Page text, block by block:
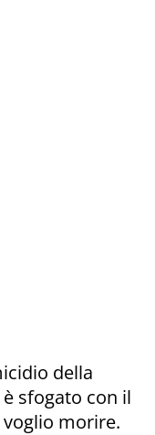
della
sfogato con il
voglio morire.